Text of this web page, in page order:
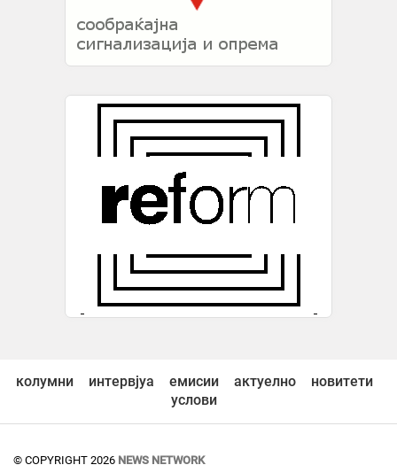
колумни интервјуа емисии актуелно
новитети
услови
© COPYRIGHT 2026 NEWS NETWORK